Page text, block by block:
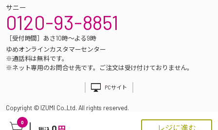
0
レジに進む
サニー
0120-93-8851
［受付時間］あさ10時～よる9時
ゆめオンラインカスタマーセンター
※通話料は無料です。
※ネット専用のお問合せ先です。ご注文は受け付けておりません。
PCサイト
Copyright © IZUMI Co.,Ltd. All rights reserved.